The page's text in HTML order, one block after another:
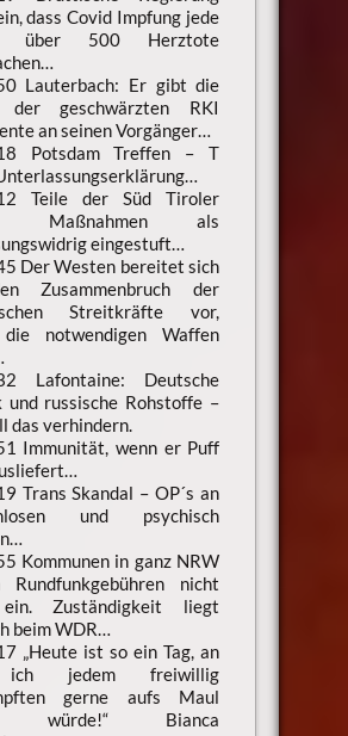
dass Covid Impfung jede
über 500 Herztote
Lauterbach: Er gibt die
der geschwärzten RKI
an seinen Vorgänger…
Potsdam Treffen – T
Teile der Süd Tiroler
Maßnahmen als
eingestuft…
Der Westen bereitet sich
Zusammenbruch der
Streitkräfte vor,
notwendigen Waffen
Lafontaine: Deutsche
und russische Rohstoffe –
das verhindern.
Immunität, wenn er Puff
Trans Skandal – OP´s an
und psychisch
Kommunen in ganz NRW
Rundfunkgebühren nicht
Zuständigkeit liegt
beim WDR…
„Heute ist so ein Tag, an
jedem freiwillig
gerne aufs Maul
würde!“ Bianca